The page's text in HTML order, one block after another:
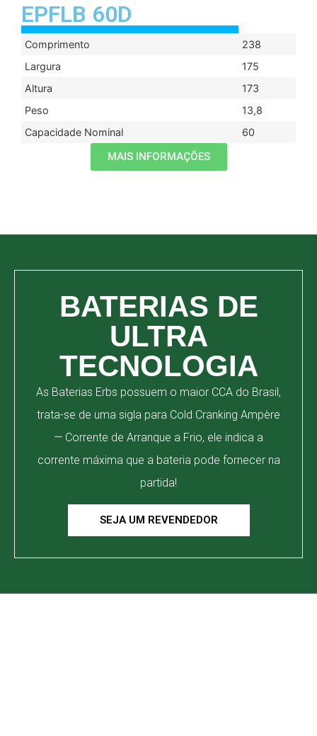
EPFLB 60D
Comprimento
238
Largura
175
Altura
173
Peso
13,8
Capacidade Nominal
60
MAIS INFORMAÇÕES
BATERIAS DE
ULTRA
TECNOLOGIA
As Baterias Erbs possuem o maior CCA do Brasil,
trata-se de uma sigla para Cold Cranking Ampère
— Corrente de Arranque a Frio, ele indica a
corrente máxima que a bateria pode fornecer na
partida!
SEJA UM REVENDEDOR